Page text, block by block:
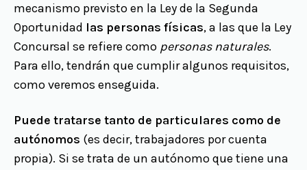
mecanismo previsto en la Ley de la Segunda
Oportunidad las personas físicas, a las que la Ley
Concursal se refiere como personas naturales.
Para ello, tendrán que cumplir algunos requisitos,
como veremos enseguida.
Puede tratarse tanto de particulares como de
autónomos (es decir, trabajadores por cuenta
propia). Si se trata de un autónomo que tiene una